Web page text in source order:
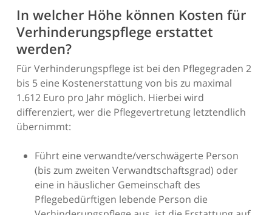
In welcher Höhe können Kosten für
Verhinderungspflege erstattet
werden?
Für Verhinderungspflege ist bei den Pflegegraden 2
bis 5 eine Kostenerstattung von bis zu maximal
1.612 Euro pro Jahr möglich. Hierbei wird
differenziert, wer die Pflegevertretung letztendlich
übernimmt:
Führt eine verwandte/verschwägerte Person
(bis zum zweiten Verwandtschaftsgrad) oder
eine in häuslicher Gemeinschaft des
Pflegebedürftigen lebende Person die